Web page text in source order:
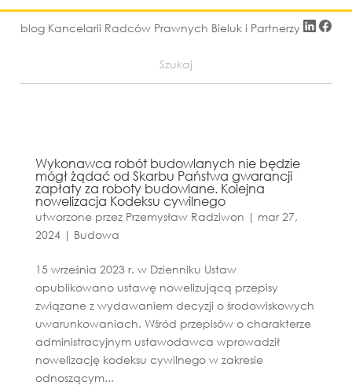
blog Kancelarii Radców Prawnych Bieluk i Partnerzy
Wykonawca robót budowlanych nie będzie
mógł żądać od Skarbu Państwa gwarancji
zapłaty za roboty budowlane. Kolejna
nowelizacja Kodeksu cywilnego
utworzone przez Przemysław Radziwon | mar 27,
2024| Budowa
15 września 2023 r. w Dzienniku Ustaw
opublikowano ustawę nowelizującą przepisy
związane z wydawaniem decyzji o środowiskowych
uwarunkowaniach. Wśród przepisów o charakterze
administracyjnym ustawodawca wprowadził
nowelizację kodeksu cywilnego w zakresie
odnoszącym...